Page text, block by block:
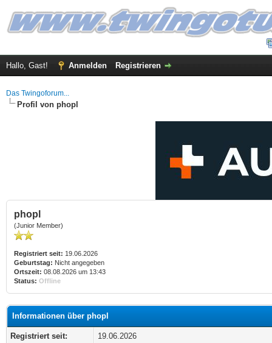
Hallo, Gast! Anmelden Registrieren
Das Twingoforum...
Profil von phopl
phopl
(Junior Member)
Registriert seit: 19.06.2026
Geburtstag: Nicht angegeben
Ortszeit: 08.08.2026 um 13:43
Status: Offline
Informationen über phopl
Registriert seit:
19.06.2026